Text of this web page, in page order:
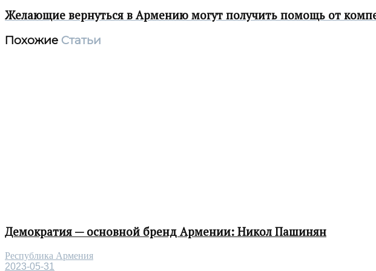
Желающие вернуться в Армению могут получить помощь от
Похожие Статьи
Демократия — основной бренд Армении: Никол Пашинян
Республика Армения
2023-05-31